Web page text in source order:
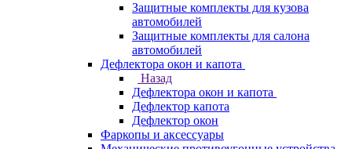
Защитные комплекты для кузова
автомобилей
Защитные комплекты для салона
автомобилей
Дефлектора окон и капота
Назад
Дефлектора окон и капота
Дефлектор капота
Дефлектор окон
Фаркопы и аксессуары